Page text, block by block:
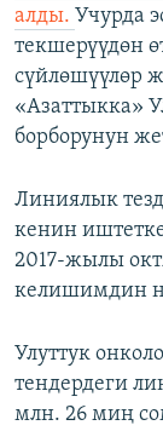
алды. Учурда
текшерүүдөн
сүйлөшүүлөр
«Азаттыкка»
борборунун
Линиялык
кенин
2017-жылы
келишимдин
Улуттук
тендердеги
млн. 26 миң